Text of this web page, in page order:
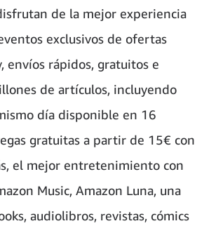
de la mejor experiencia
exclusivos de ofertas
envíos rápidos, gratuitos e
de artículos, incluyendo
día disponible en 16
gratuitas a partir de 15€ con
el mejor entretenimiento con
Music, Amazon Luna, una
audiolibros, revistas, cómics